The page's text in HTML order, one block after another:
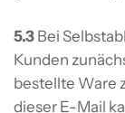
5.3 Bei
Kunden
bestellte Ware
dieser E-Mail